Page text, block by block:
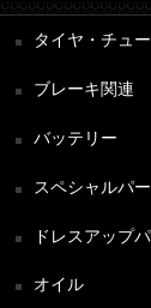
タイヤ・チュ
ブレーキ関連
バッテリー
スペシャルパ
ドレスアップ
オイル